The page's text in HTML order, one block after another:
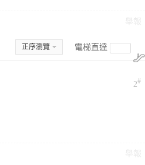
電梯直達
正序瀏覽
2#